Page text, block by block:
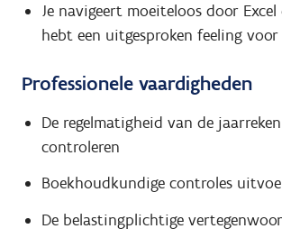
Je navigeert moeiteloos door Excel
hebt een uitgesproken feeling
Professionele vaardigheden
De regelmatigheid van de
controleren
Boekhoudkundige controles
De belastingplichtige